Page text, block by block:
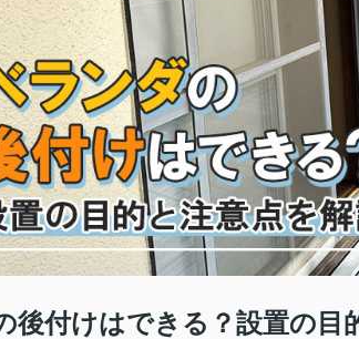
後付けはできる？設置の目